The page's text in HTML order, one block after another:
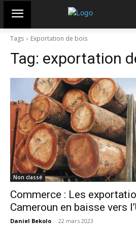
Tags Exportation de bois
Tag: exportation
Non classé
Commerce : Les
Cameroun en baisse vers
Daniel Bekolo - 22 mars 2023